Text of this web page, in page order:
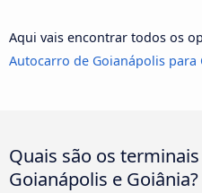
Aqui vais encontrar todos os
Autocarro de Goianápolis para
Quais são os
Goianápolis e Goiânia?